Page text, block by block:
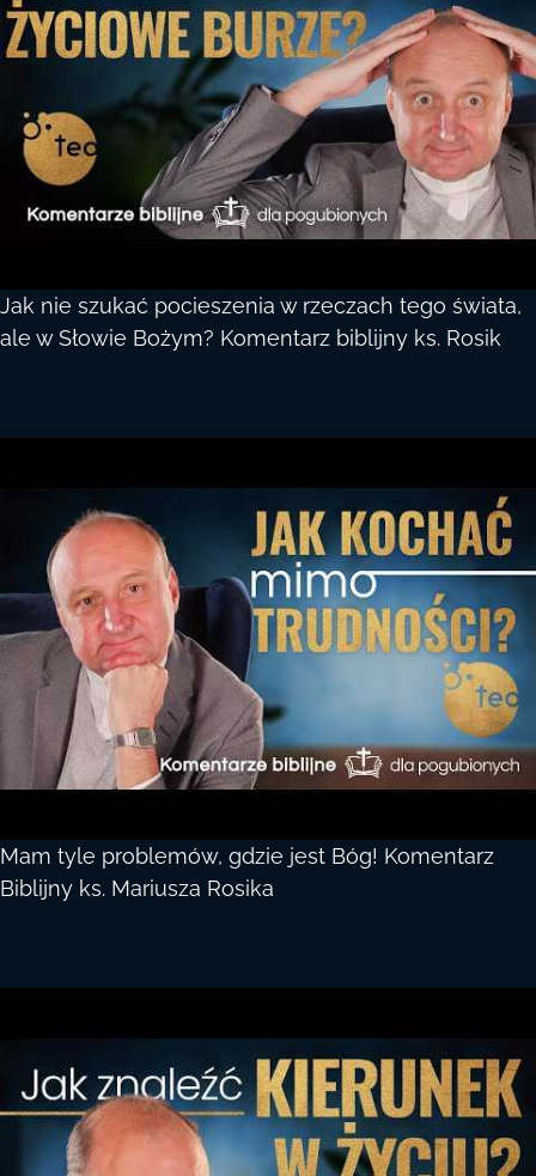
Jak nie szukać pocieszenia w rzeczach tego świata,
ale w Słowie Bożym? Komentarz biblijny ks. Rosik
Mam tyle problemów, gdzie jest Bóg! Komentarz
Biblijny ks. Mariusza Rosika